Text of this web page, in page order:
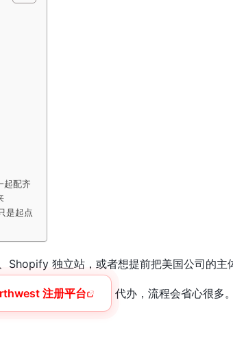
起配齐
是起点
Shopify 独立站，或者想提前把美国公司的
注册平台 代办，流程会省心很多